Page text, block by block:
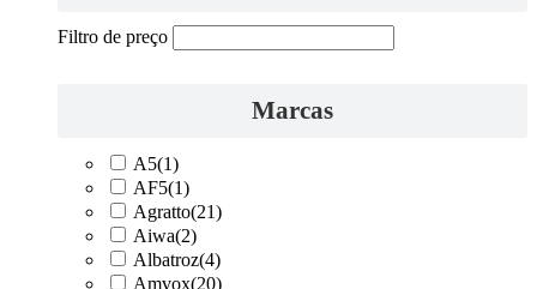
Filtro de preço
Marcas
A5(1)
AF5(1)
Agratto(21)
Aiwa(2)
Albatroz(4)
Amvox(20)